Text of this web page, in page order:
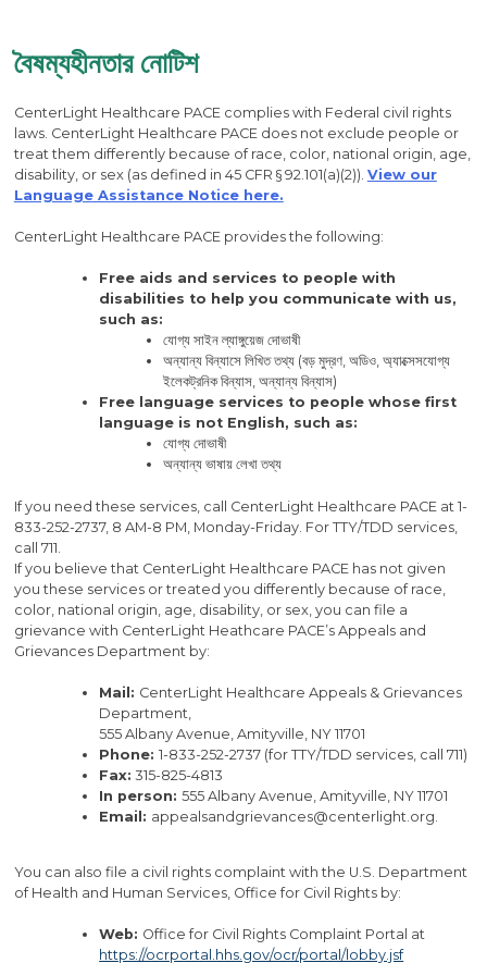
বৈষম্যহীনতার নোটিশ
CenterLight Healthcare PACE complies with Federal civil rights
laws. CenterLight Healthcare PACE does not exclude people or
treat them differently because of race, color, national origin, age,
disability, or sex (as defined in 45 CFR § 92.101(a)(2)). View our
Language Assistance Notice here.
CenterLight Healthcare PACE provides the following:
Free aids and services to people with
disabilities to help you communicate with us,
such as:
যোগ্য সাইন ল্যাঙ্গুয়েজ দোভাষী
অন্যান্য বিন্যাসে লিখিত তথ্য (বড় মুদ্রণ, অডিও, অ্যাক্সেসযোগ্য
ইলেকট্রনিক বিন্যাস, অন্যান্য বিন্যাস)
Free language services to people whose first
language is not English, such as:
যোগ্য দোভাষী
অন্যান্য ভাষায় লেখা তথ্য
If you need these services, call CenterLight Healthcare PACE at 1-
833-252-2737, 8 AM-8 PM, Monday-Friday. For TTY/TDD services,
call 711.
If you believe that CenterLight Healthcare PACE has not given
you these services or treated you differently because of race,
color, national origin, age, disability, or sex, you can file a
grievance with CenterLight Heathcare PACE’s Appeals and
Grievances Department by:
Mail: CenterLight Healthcare Appeals & Grievances
Department,
555 Albany Avenue, Amityville, NY 11701
Phone:1-833-252-2737 (for TTY/TDD services, call 711)
Fax: 315-825-4813
In person:555 Albany Avenue, Amityville, NY 11701
Email: appealsandgrievances@centerlight.org.
You can also file a civil rights complaint with the U.S. Department
of Health and Human Services, Office for Civil Rights by:
Web: Office for Civil Rights Complaint Portal at
https://ocrportal.hhs.gov/ocr/portal/lobby.jsf